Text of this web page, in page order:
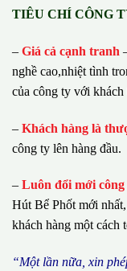
TIÊU CHÍ CÔNG
– Giá cả cạnh tranh
nghề cao,nhiệt tình
của công ty với khách
– Khách hàng là
công ty lên hàng đầu.
– Luôn đổi mới công
Hút Bể Phốt mới
khách hàng một cách
“Một lần nữa, xin phé